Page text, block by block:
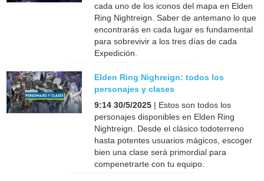
cada uno de los iconos del mapa en Elden
Ring Nightreign. Saber de antemano lo que
encontrarás en cada lugar es fundamental
para sobrevivir a los tres días de cada
Expedición.
Elden Ring Nighreign: todos los
personajes y clases
9:14 30/5/2025 | Estos son todos los
personajes disponibles en Elden Ring
Nightreign. Desde el clásico todoterreno
hasta potentes usuarios mágicos, escoger
bien una clase será primordial para
compenetrarte con tu equipo.